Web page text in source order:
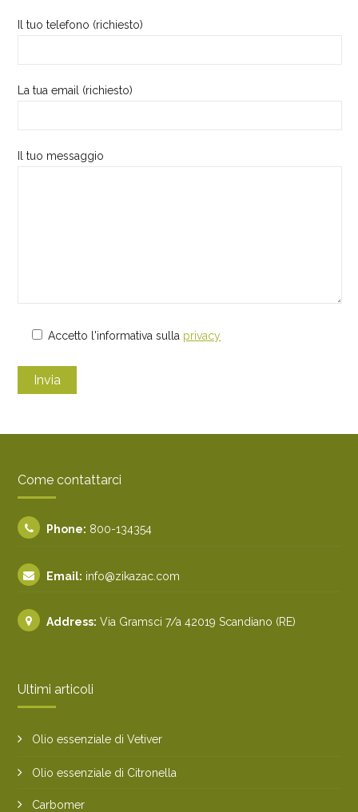
Il tuo telefono (richiesto)
La tua email (richiesto)
Il tuo messaggio
Accetto l'informativa sulla privacy
Come contattarci
Phone: 800-134354
Email: info@zikazac.com
Address: Via Gramsci 7/a 42019 Scandiano (RE)
Ultimi articoli
Olio essenziale di Vetiver
Olio essenziale di Citronella
Carbomer